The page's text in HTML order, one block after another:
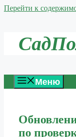
Перейти к
Меню
по